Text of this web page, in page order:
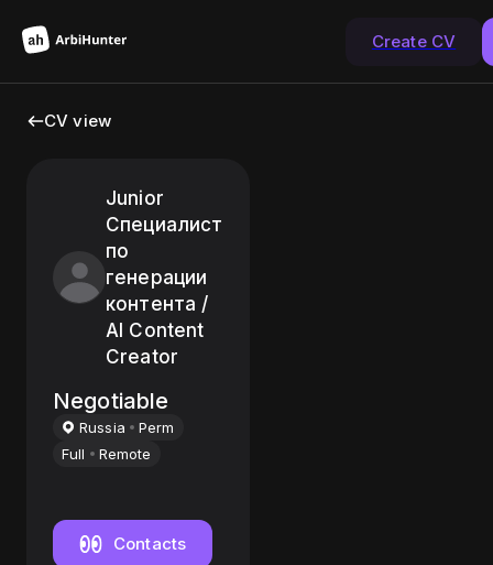
Create CV
CV view
Junior
Специалист
по
генерации
контента /
AI Content
Creator
Negotiable
Russia
Perm
Full
Remote
Contacts